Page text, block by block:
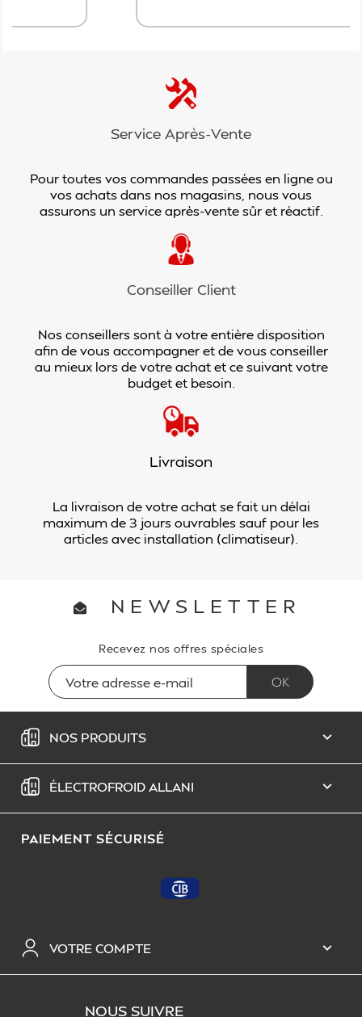
Service Après-Vente
Pour toutes vos commandes passées en ligne ou
vos achats dans nos magasins, nous vous
assurons un service après-vente sûr et réactif.
Conseiller Client
Nos conseillers sont à votre entière disposition
afin de vous accompagner et de vous conseiller
au mieux lors de votre achat et ce suivant votre
budget et besoin.
Livraison
La livraison de votre achat se fait un délai
maximum de 3 jours ouvrables sauf pour les
articles avec installation (climatiseur).
NEWSLETTER
Recevez nos offres spéciales
NOS PRODUITS 
ÉLECTROFROID ALLANI 
PAIEMENT SÉCURISÉ
VOTRE COMPTE 
NOUS SUIVRE